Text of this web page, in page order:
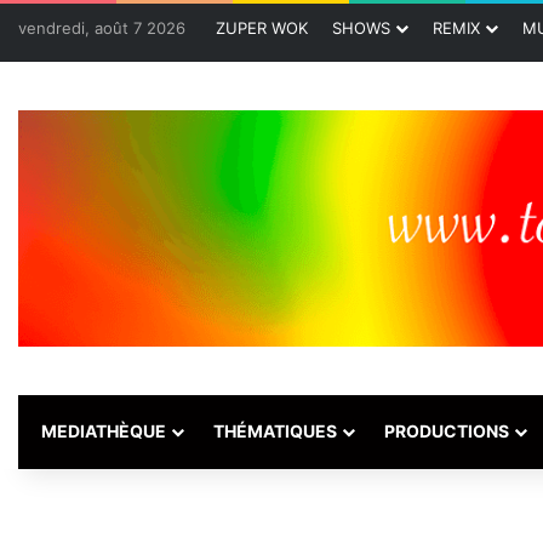
vendredi, août 7 2026 ZUPER WOK SHOWS REMIX
MEDIATHÈQUE THÉMATIQUES PRODUCTIONS